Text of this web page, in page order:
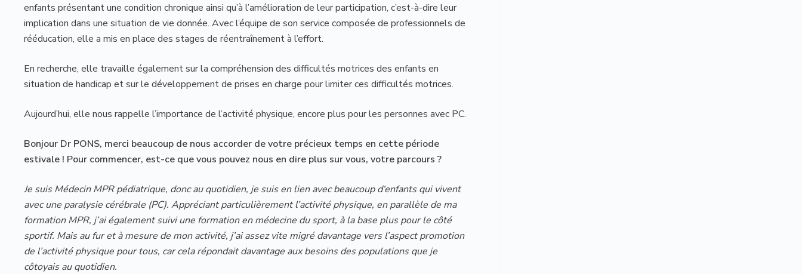
enfants présentant une condition chronique ainsi qu’à l’amélioration de leur participation, c’est-à-dire leur
implication dans une situation de vie donnée. Avec l’équipe de son service composée de professionnels de
rééducation, elle a mis en place des stages de réentraînement à l’effort.
En recherche, elle travaille également sur la compréhension des difficultés motrices des enfants en
situation de handicap et sur le développement de prises en charge pour limiter ces difficultés motrices.
Aujourd’hui, elle nous rappelle l’importance de l’activité physique, encore plus pour les personnes avec PC.
Bonjour Dr PONS, merci beaucoup de nous accorder de votre précieux temps en cette période
estivale ! Pour commencer, est-ce que vous pouvez nous en dire plus sur vous, votre parcours ?
Je suis Médecin MPR pédiatrique, donc au quotidien, je suis en lien avec beaucoup d‘enfants qui vivent
avec une paralysie cérébrale (PC). Appréciant particulièrement l’activité physique, en parallèle de ma
formation MPR, j’ai également suivi une formation en médecine du sport, à la base plus pour le côté
sportif. Mais au fur et à mesure de mon activité, j’ai assez vite migré davantage vers l’aspect promotion
de l’activité physique pour tous, car cela répondait davantage aux besoins des populations que je
côtoyais au quotidien.